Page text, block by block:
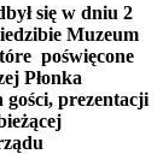
się w dniu 2
Muzeum
poświęcone
Płonka
prezentacji